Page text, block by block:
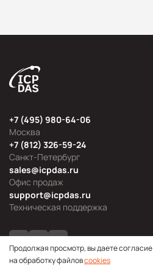
Москва
+7 (495) 980-64-06
Офис продаж
sales@icpdas.ru
Санкт-Петербург
+7 (812) 326-59-24
Техническая поддержка
support@icpdas.ru
Продолжая просмотр, вы даете согласие
на обработку файловcookies